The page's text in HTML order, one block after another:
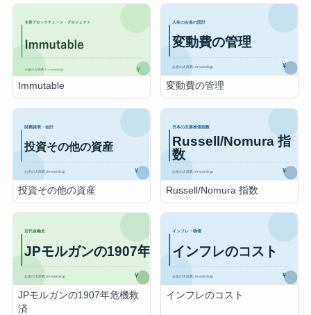
Immutable 変動費の管理
投資その他の資産 Russell/Nomura 指数
JPモルガンの1907年危機救
済
インフレのコスト